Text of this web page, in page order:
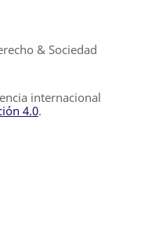
& Sociedad
internacional
4.0.